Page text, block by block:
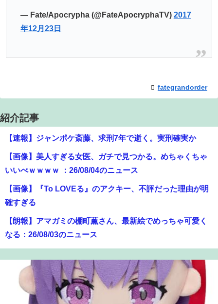
— Fate/Apocrypha (@FateApocryphaTV) 2017
年12月23日
fategrandorder
紹介記事
【速報】ジャンポケ斎藤、求刑7年で逝く。実刑確実か
【画像】美人すぎる女医、ガチで見つかる。めちゃくちゃ
いいべｗｗｗｗ ：26/08/04のニュース
【画像】『To LOVEる』のアクキー、不評だった理由が明
確すぎる
【朗報】アマガミの棚町薫さん、最新絵でめっちゃ可愛く
なる：26/08/03のニュース
の村が燃やされたみたいになった」←26万ｲｲﾈｗｗｗｗ
【悲報】Z世代の身長低下の理由、ついに判明かｗｗｗｗ：
26/08/02のニュース